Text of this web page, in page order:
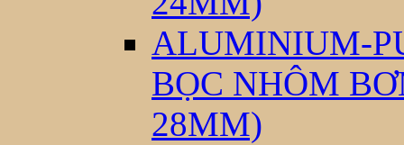
ALUMINIUM-
BỌC NHÔM
28MM)